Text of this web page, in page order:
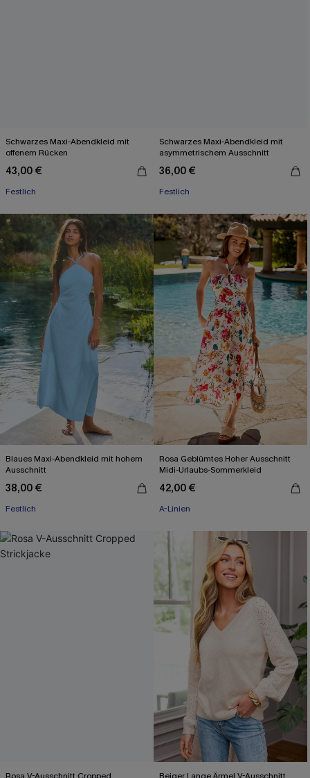
Schwarzes Maxi-Abendkleid mit
offenem Rücken
43,00 €
Festlich
Schwarzes Maxi-Abendkleid mit
asymmetrischem Ausschnitt
36,00 €
Festlich
Blaues Maxi-Abendkleid mit hohem
Ausschnitt
38,00 €
Festlich
Rosa Geblümtes Hoher Ausschnitt
Midi-Urlaubs-Sommerkleid
42,00 €
A-Linien